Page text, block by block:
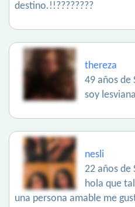
destino.!!????????
thereza
49 años de
soy
nesli
22 años de
hola que
una persona amable me